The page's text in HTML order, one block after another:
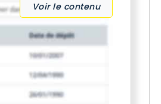
Voir le contenu